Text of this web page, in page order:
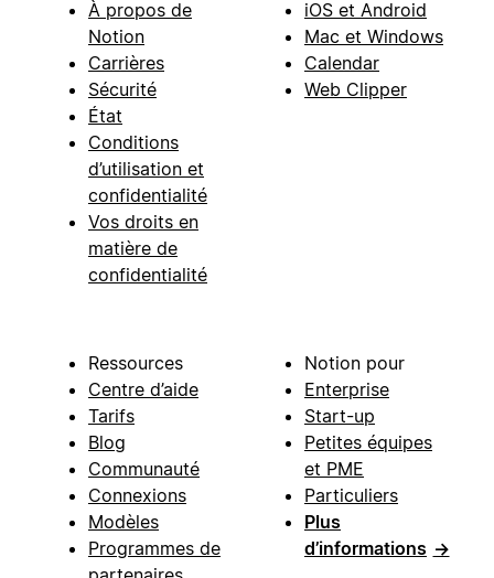
À propos de
Notion
Carrières
Sécurité
État
Conditions
d’utilisation et
confidentialité
Vos droits en
matière de
confidentialité
iOS et Android
Mac et Windows
Calendar
Web Clipper
Ressources
Centre d’aide
Tarifs
Blog
Communauté
Connexions
Modèles
Programmes de
Notion pour
Enterprise
Start-up
Petites équipes
et PME
Particuliers
Plus
d’informations →